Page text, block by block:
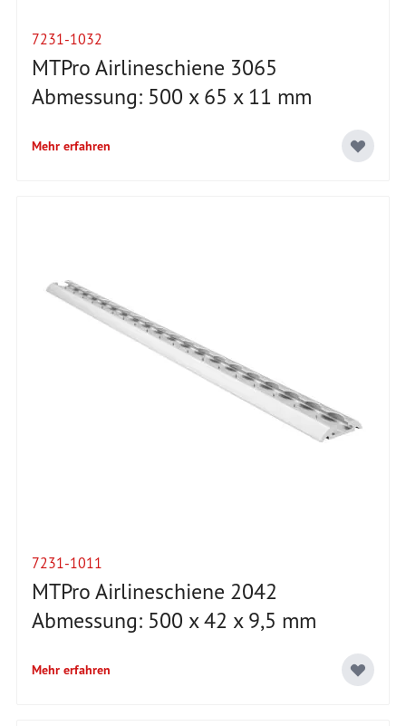
7231-1032
MTPro Airlineschiene 3065
Abmessung: 500 x 65 x 11 mm
Mehr erfahren
7231-1011
MTPro Airlineschiene 2042
Abmessung: 500 x 42 x 9,5 mm
Mehr erfahren